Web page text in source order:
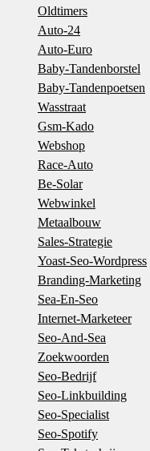
Oldtimers
Auto-24
Auto-Euro
Baby-Tandenborstel
Baby-Tandenpoetsen
Wasstraat
Gsm-Kado
Webshop
Race-Auto
Be-Solar
Webwinkel
Metaalbouw
Sales-Strategie
Yoast-Seo-Wordpress
Branding-Marketing
Sea-En-Seo
Internet-Marketeer
Seo-And-Sea
Zoekwoorden
Seo-Bedrijf
Seo-Linkbuilding
Seo-Specialist
Seo-Spotify